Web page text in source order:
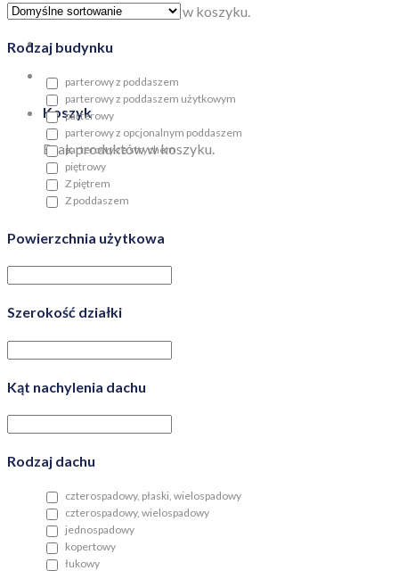
Brak produktów w koszyku.
Koszyk
Brak produktów w koszyku.
Rodzaj budynku
parterowy z poddaszem
parterowy z poddaszem użytkowym
parterowy
parterowy z opcjonalnym poddaszem
parterowy ze strychem
piętrowy
Z piętrem
Z poddaszem
Powierzchnia użytkowa
Szerokość działki
Kąt nachylenia dachu
Rodzaj dachu
czterospadowy, płaski, wielospadowy
czterospadowy, wielospadowy
jednospadowy
kopertowy
łukowy